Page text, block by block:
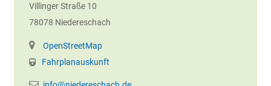
Villinger Straße 10
78078 Niedereschach
OpenStreetMap
Fahrplanauskunft